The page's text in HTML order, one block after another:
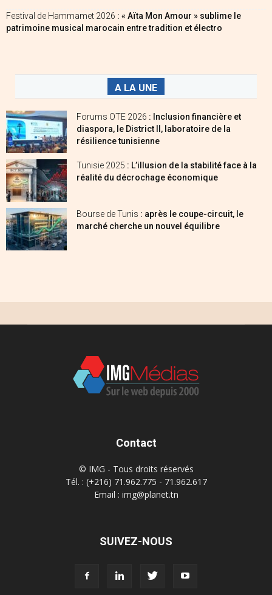
Festival de Hammamet 2026 : « Aïta Mon Amour » sublime le
patrimoine musical marocain entre tradition et électro
A LA UNE
Forums OTE 2026 : Inclusion financière et
diaspora, le District II, laboratoire de la
résilience tunisienne
Tunisie 2025 : L’illusion de la stabilité face à la
réalité du décrochage économique
Bourse de Tunis : après le coupe-circuit, le
marché cherche un nouvel équilibre
Contact
© IMG - Tous droits réservés
Tél. : (+216) 71.962.775 - 71.962.617
Email : img@planet.tn
SUIVEZ-NOUS